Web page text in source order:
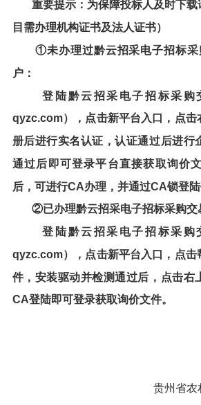
重要提示：为保障投标人及时下载
目需办理机构证书及法人证书）
①未办理过黔云招采电子招标
户：
登陆黔云招采电子招标采购
qyzc.com），点击新平台入口，点击
册后进行实名认证，认证通过后进行
通过后即可登录平台直接获取询价
后，可进行CA办理，并通过CA锁登陆
②已办理黔云招采电子招标采购交
登陆黔云招采电子招标采购
qyzc.com），点击新平台入口，点击
件，安装驱动并检测通过后，点击右
CA登陆即可登录获取询价文件。
贵州省